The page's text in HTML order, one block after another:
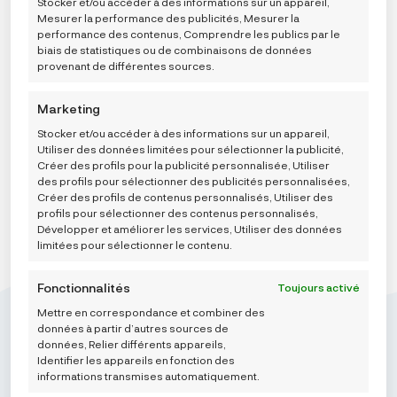
fonctionnalités et fonctions.
l’écran.
Mesurer la performance des publicités, Mesurer la
performance des contenus, Comprendre les publics par le
biais de statistiques ou de combinaisons de données
provenant de différentes sources.
Marketing
Stocker et/ou accéder à des informations sur un appareil,
Utiliser des données limitées pour sélectionner la publicité,
Créer des profils pour la publicité personnalisée, Utiliser
des profils pour sélectionner des publicités personnalisées,
Créer des profils de contenus personnalisés, Utiliser des
profils pour sélectionner des contenus personnalisés,
Développer et améliorer les services, Utiliser des données
limitées pour sélectionner le contenu.
Fonctionnalités
Toujours activé
Mettre en correspondance et combiner des
données à partir d’autres sources de
données, Relier différents appareils,
Identifier les appareils en fonction des
informations transmises automatiquement.
Carriwell Perivi jastučići za dojilje od organskog
pamuka, 6 kom -crni
11,94€
AJOUTER AU PANIER
Mikroedra d.o.o.